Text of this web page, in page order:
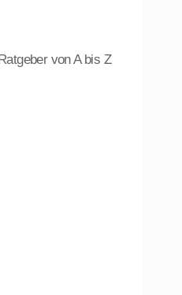
von A bis Z